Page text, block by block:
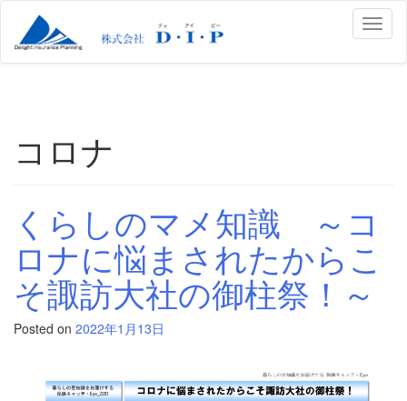
コロナ
くらしのマメ知識 ～コ
ロナに悩まされたからこ
そ諏訪大社の御柱祭！～
Posted on 2022年1月13日